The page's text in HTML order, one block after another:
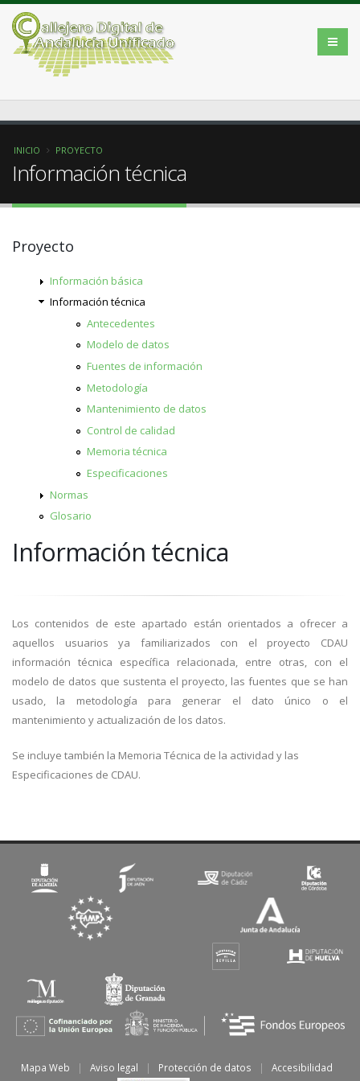
INICIO PROYECTO
Información técnica
Proyecto
Información básica
Información técnica
Antecedentes
Modelo de datos
Fuentes de información
Metodología
Mantenimiento de datos
Control de calidad
Memoria técnica
Especificaciones
Normas
Glosario
Información técnica
Los contenidos de este apartado están orientados a ofrecer a
aquellos usuarios ya familiarizados con el proyecto CDAU
información técnica específica relacionada, entre otras, con el
modelo de datos que sustenta el proyecto, las fuentes que se han
usado, la metodología para generar el dato único o el
mantenimiento y actualización de los datos.
Se incluye también la Memoria Técnica de la actividad y las
Especificaciones de CDAU.
Mapa Web | Aviso legal | Protección de datos | Accesibilidad